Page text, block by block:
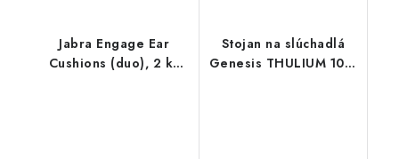
Jabra Engage Ear
Cushions (duo), 2 ks
Stojan na slúchadlá
Genesis THULIUM 100,